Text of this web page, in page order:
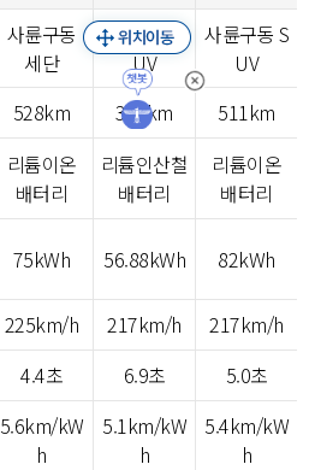
사륜구동
세단
후륜구동 S
UV
사륜구동 S
UV
528km 356km 511km
리튬이온
배터리
리튬인산철
배터리
리튬이온
배터리
75kWh 56.88kWh 82kWh
225km/h 217km/h 217km/h
4.4초 6.9초 5.0초
5.6km/kW
h
5.1km/kW
h
5.4km/kW
h